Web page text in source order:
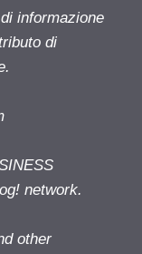
informazione
di
network.
other